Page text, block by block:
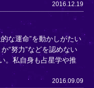
2016.12.19
な運命”を動かしがたい
“努力”などを認めない
。私自身も占星学や推
2016.09.09